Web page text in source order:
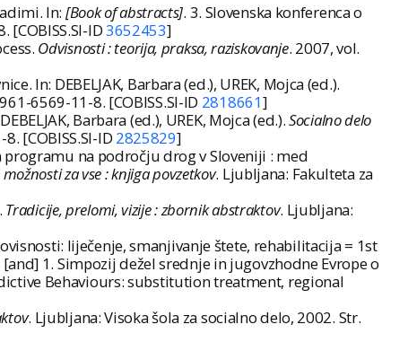
In: [Book of abstracts]. 3. Slovenska konferenca o
ID3652453]
Odvisnosti : teorija, praksa, raziskovanje. 2007, vol.
In: DEBELJAK, Barbara (ed.), UREK, Mojca (ed.).
6569-11-8. [COBISS.SI-ID 2818661]
Barbara (ed.), UREK, Mojca (ed.).Socialno delo
[COBISS.SI-ID 2825829]
programu na področju drog v Sloveniji : med
za vse : knjiga povzetkov. Ljubljana: Fakulteta za
Tradicije, prelomi, vizije : zbornik abstraktov. Ljubljana:
liječenje, smanjivanje štete, rehabilitacija = 1st
1. Simpozij dežel srednje in jugovzhodne Evrope o
Behaviours: substitution treatment, regional
. Ljubljana: Visoka šola za socialno delo, 2002. Str.